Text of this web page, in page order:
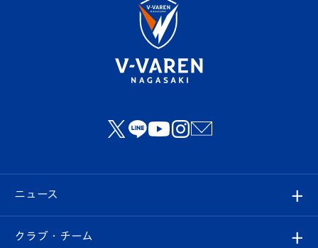
ニュース
すべて
クラブ・チーム